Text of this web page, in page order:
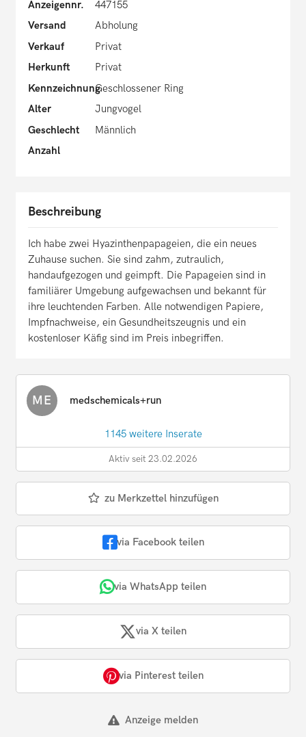
Anzeigennr.
447155
Versand
Abholung
Verkauf
Privat
Herkunft
Privat
KennzeichnungGeschlossener Ring
Alter
Jungvogel
Geschlecht
Männlich
Anzahl
Beschreibung
Ich habe zwei Hyazinthenpapageien, die ein neues
Zuhause suchen. Sie sind zahm, zutraulich,
handaufgezogen und geimpft. Die Papageien sind in
familiärer Umgebung aufgewachsen und bekannt für
ihre leuchtenden Farben. Alle notwendigen Papiere,
Impfnachweise, ein Gesundheitszeugnis und ein
kostenloser Käfig sind im Preis inbegriffen.
ME medschemicals+run
1145 weitere Inserate
Aktiv seit 23.02.2026
zu Merkzettel hinzufügen
via Facebook teilen
via WhatsApp teilen
via X teilen
via Pinterest teilen
Anzeige melden